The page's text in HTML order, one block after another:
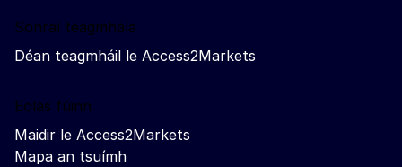
Sonraí teagmhála
Déan teagmháil le Access2Markets
Eolas fúinn
Maidir le Access2Markets
Mapa an tsuímh